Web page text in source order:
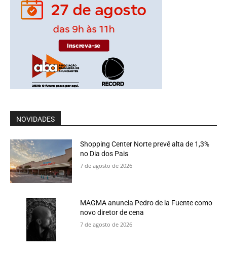
NOVIDADES
Shopping Center Norte prevê alta de 1,3%
no Dia dos Pais
7 de agosto de 2026
MAGMA anuncia Pedro de la Fuente como
novo diretor de cena
7 de agosto de 2026